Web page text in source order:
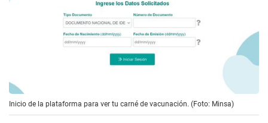
Inicio de la plataforma para ver tu carné de vacunación. (Foto: Minsa)